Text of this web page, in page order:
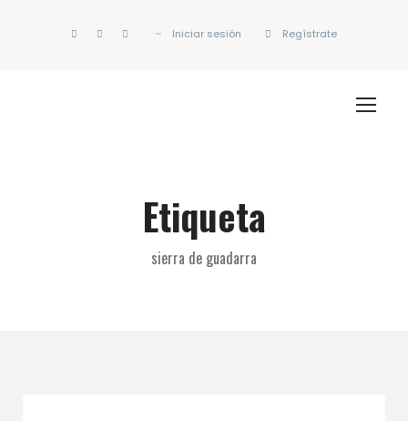
Iniciar sesión Regístrate
Etiqueta
sierra de guadarra